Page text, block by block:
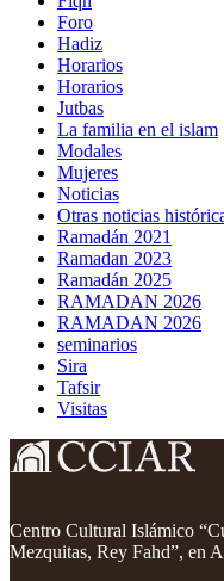
Foro
Hadiz
Horarios
Horarios
Jutbas
La familia en el islam
Modales
Mujeres
Noticias
Otras noticias
Ramadán 2021
Ramadan 2023
Ramadán 2025
RAMADAN 2026
RAMADAN 2026
seminarios
Sira
Tafsir
Visitas
Centro Cultural Islámico
Mezquitas, Rey Fahd”, en